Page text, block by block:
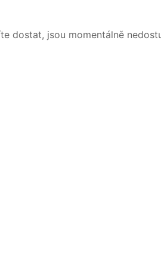
dostat, jsou momentálně